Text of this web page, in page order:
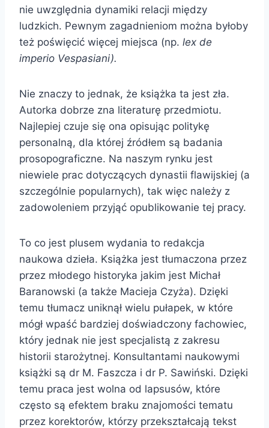
nie uwzględnia dynamiki relacji między
ludzkich. Pewnym zagadnieniom można byłoby
też poświęcić więcej miejsca (np. lex de
imperio Vespasiani).
Nie znaczy to jednak, że książka ta jest zła.
Autorka dobrze zna literaturę przedmiotu.
Najlepiej czuje się ona opisując politykę
personalną, dla której źródłem są badania
prosopograficzne. Na naszym rynku jest
niewiele prac dotyczących dynastii flawijskiej (a
szczególnie popularnych), tak więc należy z
zadowoleniem przyjąć opublikowanie tej pracy.
To co jest plusem wydania to redakcja
naukowa dzieła. Książka jest tłumaczona przez
przez młodego historyka jakim jest Michał
Baranowski (a także Macieja Czyża). Dzięki
temu tłumacz uniknął wielu pułapek, w które
mógł wpaść bardziej doświadczony fachowiec,
który jednak nie jest specjalistą z zakresu
historii starożytnej. Konsultantami naukowymi
książki są dr M. Faszcza i dr P. Sawiński. Dzięki
temu praca jest wolna od lapsusów, które
często są efektem braku znajomości tematu
przez korektorów, którzy przekształcają tekst